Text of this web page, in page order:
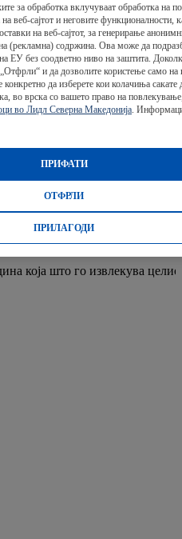
вработени
во Лидл!
средина
која што го извлекува
за обработка вклучуваат обработка на
веб-сајтот и неговите функционалности,
на веб-сајтот, за генерирање
(рекламна) содржина. Ова може да
ЕУ без соодветно ниво на заштита.
и да дозволите користење само на
да изберете кои колачиња сакате
во врска со вашето право на
во Лидл Северна Македонија .
ОТФРЛИ
ПРИФАТИ
ПРИЛАГОДИ